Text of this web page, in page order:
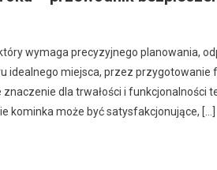
wymaga precyzyjnego planowania,
idealnego miejsca, przez przygotowanie
dla trwałości i funkcjonalności
kominka może być satysfakcjonujące, […]